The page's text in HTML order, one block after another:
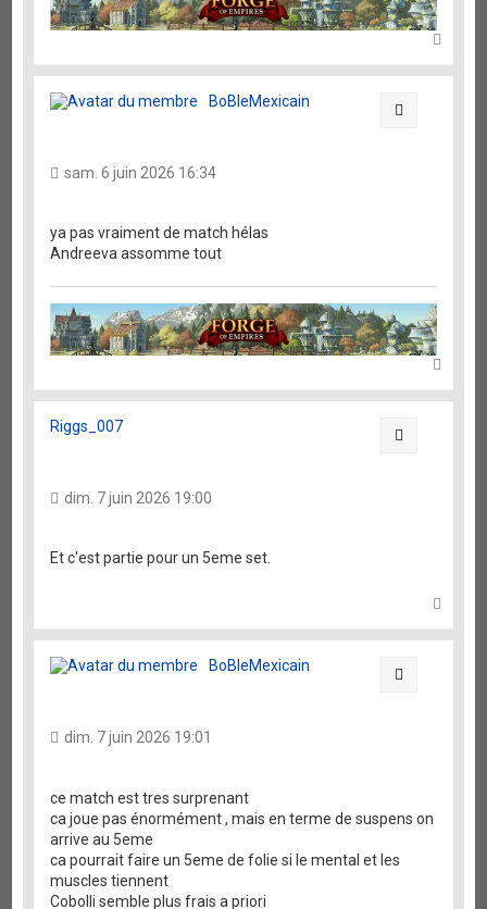
u
BoBleMexicain
sam. 6 juin 2026 16:34
ya pas vraiment de match hélas
Andreeva assomme tout
u
Riggs_007
dim. 7 juin 2026 19:00
Et c'est partie pour un 5eme set.
u
BoBleMexicain
dim. 7 juin 2026 19:01
ce match est tres surprenant
ca joue pas énormément , mais en terme de suspens on
arrive au 5eme
ca pourrait faire un 5eme de folie si le mental et les
muscles tiennent
Cobolli semble plus frais a priori